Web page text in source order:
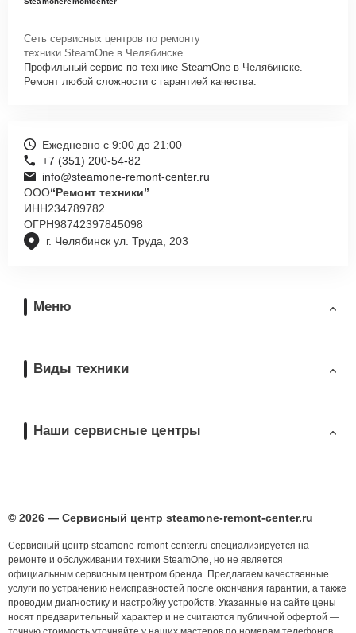
Сеть сервисных центров по ремонту
техники SteamOne в Челябинске.
Профильный сервис по технике SteamOne в Челябинске.
Ремонт любой сложности с гарантией качества.
г. Челябинск ул. Труда, 203
Ежедневно с 9:00 до 21:00
+7 (351) 200-54-82
info@steamone-remont-center.ru
ООО“Ремонт техники”
ИНН234789782
ОГРН98742397845098
Меню
Виды техники
Наши сервисные центры
© 2026 — Сервисный центр steamone-remont-center.ru
Сервисный центр steamone-remont-center.ru специализируется на
ремонте и обслуживании техники SteamOne, но не является
официальным сервисным центром бренда. Предлагаем качественные
услуги по устранению неисправностей после окончания гарантии, а также
проводим диагностику и настройку устройств. Указанные на сайте цены
носят предварительный характер и не считаются публичной офертой —